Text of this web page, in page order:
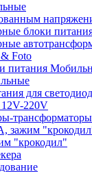
блоки
Foto
питания
для
220V
зажим
"крокодил"